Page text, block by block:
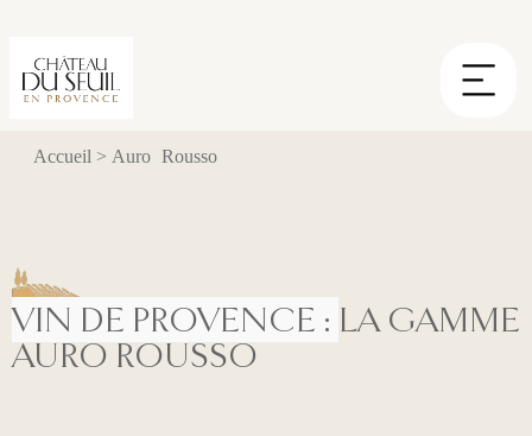
Accueil > Auro Rousso
VIN DE PROVENCE : LA GAMME
AURO ROUSSO